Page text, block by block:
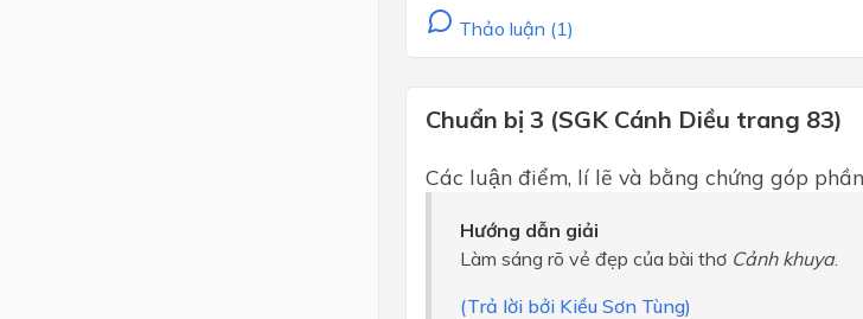
Thảo luận (1)
Chuẩn bị 3 (SGK Cánh Diều trang 83)
Các luận điểm, lí lẽ và bằng chứng góp
Hướng dẫn giải
Làm sáng rõ vẻ đẹp của bài thơ Cảnh khuya.
(Trả lời bởi Kiều Sơn Tùng)